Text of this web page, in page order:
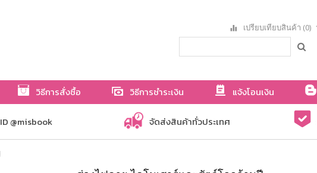
เปรียบเทียบสินค้า (0)
วิธีการสั่งซื้อ วิธีการชำระเงิน แจ้งโอนเงิน
@misbook จัดส่งสินค้าทั่วประเทศ